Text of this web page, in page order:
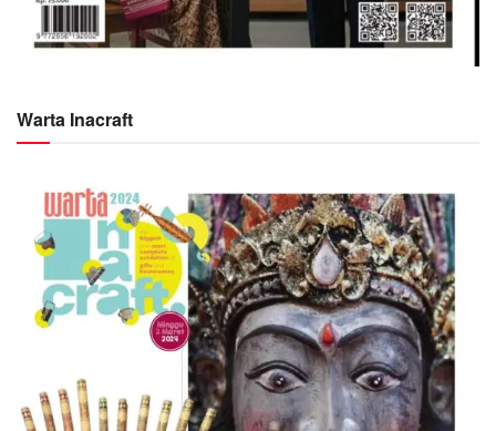
Warta Inacraft